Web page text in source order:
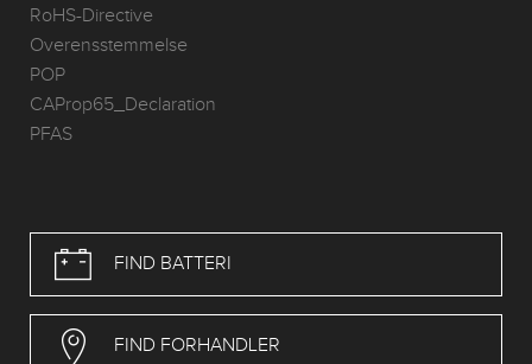
RoHS-Directive
Overensstemmelse
POP
CAProp65_Declaration
PFAS
FIND BATTERI
FIND FORHANDLER